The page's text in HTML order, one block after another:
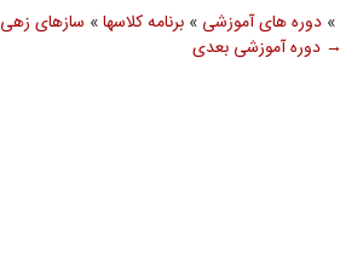
»دوره های آموزشی »برنامه کلاسها» سازهای زهی
→ دوره آموزشی بعدی